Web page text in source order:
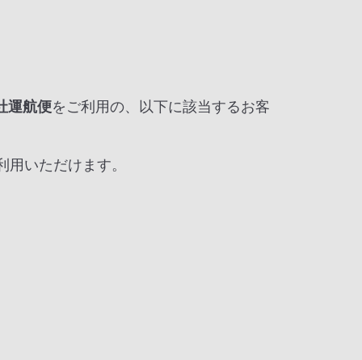
運航便をご利用の、以下に該当するお客
いただけます。